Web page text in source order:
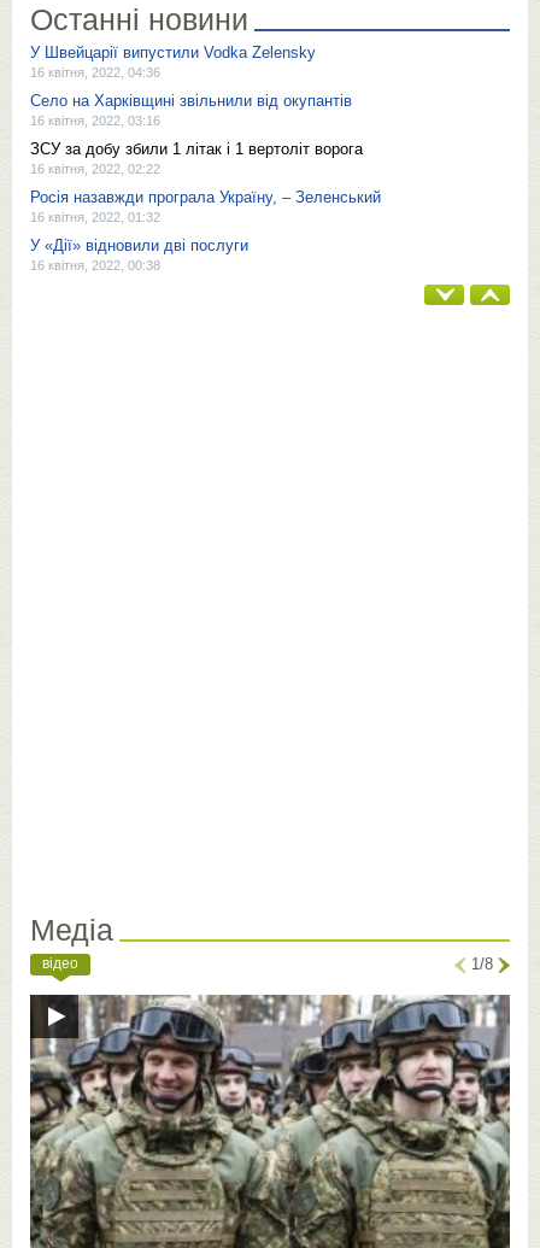
Останні новини
У Швейцарії випустили Vodka Zelensky
16 квітня, 2022, 04:36
Село на Харківщині звільнили від окупантів
16 квітня, 2022, 03:16
ЗСУ за добу збили 1 літак і 1 вертоліт ворога
16 квітня, 2022, 02:22
Росія назавжди програла Україну, – Зеленський
16 квітня, 2022, 01:32
У «Дії» відновили дві послуги
16 квітня, 2022, 00:38
Медіа
відео 1/8